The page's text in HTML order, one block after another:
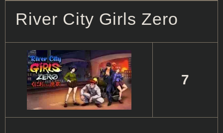
River City Girls Zero
7